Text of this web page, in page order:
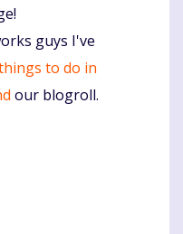
guys I've
to do in
our blogroll.